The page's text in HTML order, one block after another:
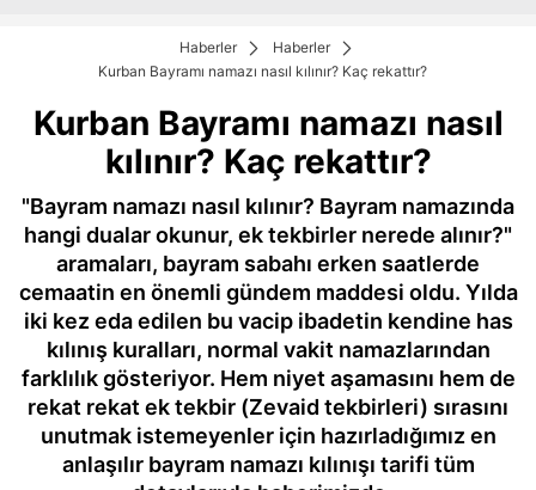
Haberler
Haberler
Kurban Bayramı namazı nasıl kılınır? Kaç rekattır?
Kurban Bayramı namazı nasıl
kılınır? Kaç rekattır?
"Bayram namazı nasıl kılınır? Bayram namazında
hangi dualar okunur, ek tekbirler nerede alınır?"
aramaları, bayram sabahı erken saatlerde
cemaatin en önemli gündem maddesi oldu. Yılda
iki kez eda edilen bu vacip ibadetin kendine has
kılınış kuralları, normal vakit namazlarından
farklılık gösteriyor. Hem niyet aşamasını hem de
rekat rekat ek tekbir (Zevaid tekbirleri) sırasını
unutmak istemeyenler için hazırladığımız en
anlaşılır bayram namazı kılınışı tarifi tüm